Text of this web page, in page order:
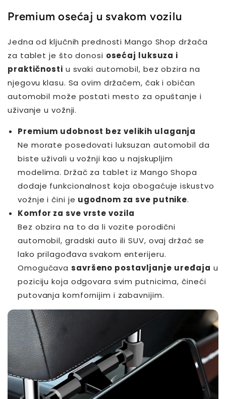
Premium osećaj u svakom vozilu
Jedna od ključnih prednosti Mango Shop držača
za tablet je što donosi osećaj luksuza i
praktičnosti u svaki automobil, bez obzira na
njegovu klasu. Sa ovim držačem, čak i običan
automobil može postati mesto za opuštanje i
uživanje u vožnji.
Premium udobnost bez velikih ulaganja
Ne morate posedovati luksuzan automobil da
biste uživali u vožnji kao u najskupljim
modelima. Držač za tablet iz Mango Shopa
dodaje funkcionalnost koja obogaćuje iskustvo
vožnje i čini je ugodnom za sve putnike.
Komfor za sve vrste vozila
Bez obzira na to da li vozite porodični
automobil, gradski auto ili SUV, ovaj držač se
lako prilagođava svakom enterijeru.
Omogućavasavršeno postavljanje uređaja u
poziciju koja odgovara svim putnicima, čineći
putovanja komfornijim i zabavnijim.